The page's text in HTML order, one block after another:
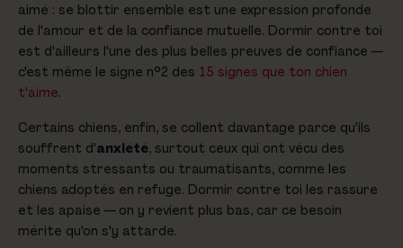
aimé : se blottir ensemble est une expression profonde
de l'amour et de la confiance mutuelle. Dormir contre toi
est d'ailleurs l'une des plus belles preuves de confiance —
c'est même le signe n°2 des 15 signes que ton chien
t'aime.
Certains chiens, enfin, se collent davantage parce qu'ils
souffrent d'anxiété, surtout ceux qui ont vécu des
moments stressants ou traumatisants, comme les
chiens adoptés en refuge. Dormir contre toi les rassure
et les apaise — on y revient plus bas, car ce besoin
mérite qu'on s'y attarde.